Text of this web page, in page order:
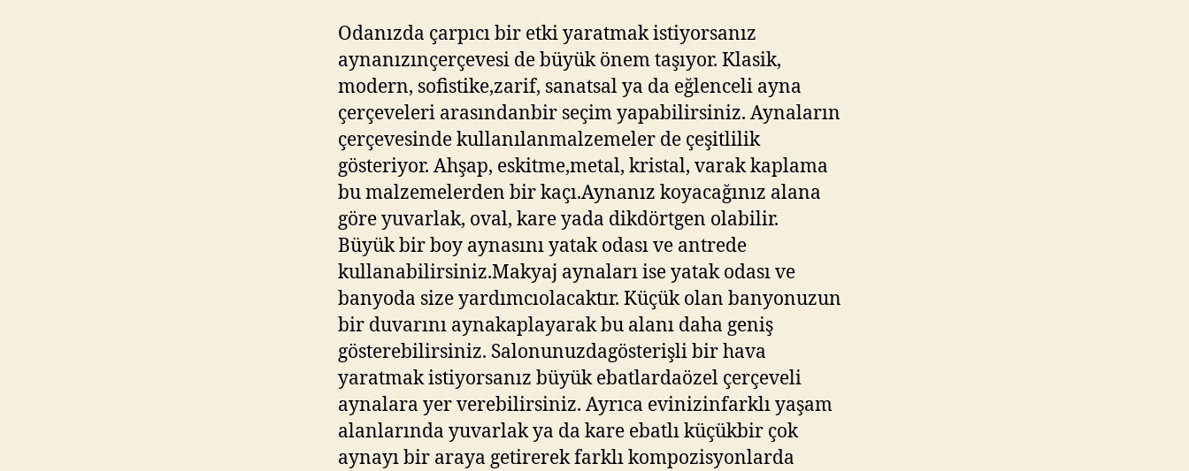
Odanızda çarpıcı bir etki yaratmak istiyorsanız
aynanızınçerçevesi de büyük önem taşıyor. Klasik,
modern, sofistike,zarif, sanatsal ya da eğlenceli ayna
çerçeveleri arasındanbir seçim yapabilirsiniz. Aynaların
çerçevesinde kullanılanmalzemeler de çeşitlilik
gösteriyor. Ahşap, eskitme,metal, kristal, varak kaplama
bu malzemelerden bir kaçı.Aynanız koyacağınız alana
göre yuvarlak, oval, kare yada dikdörtgen olabilir.
Büyük bir boy aynasını yatak odası ve antrede
kullanabilirsiniz.Makyaj aynaları ise yatak odası ve
banyoda size yardımcıolacaktır. Küçük olan banyonuzun
bir duvarını aynakaplayarak bu alanı daha geniş
gösterebilirsiniz. Salonunuzdagösterişli bir hava
yaratmak istiyorsanız büyük ebatlardaözel çerçeveli
aynalara yer verebilirsiniz. Ayrıca evinizinfarklı yaşam
alanlarında yuvarlak ya da kare ebatlı küçükbir çok
aynayı bir araya getirerek farklı kompozisyonlarda